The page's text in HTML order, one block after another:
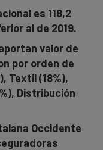
es 118,2
al de 2019.
valor de
por orden de
Textil (18%),
Distribución
Occidente